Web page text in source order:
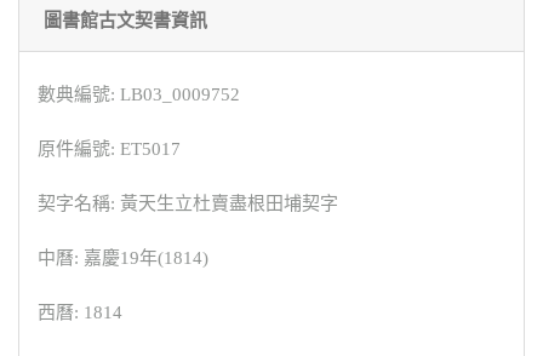
圖書館古文契書資訊
數典編號: LB03_0009752
原件編號: ET5017
契字名稱: 黃天生立杜賣盡根田埔契字
中曆: 嘉慶19年(1814)
西曆: 1814